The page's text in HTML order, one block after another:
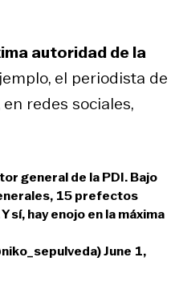
autoridad de la
el periodista de
en redes sociales,
general de la PDI. Bajo
15 prefectos
hay enojo en la máxima
June 1,